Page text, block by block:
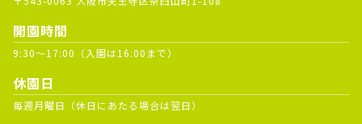
開園時間
9:30～17:00（入園は16:00まで）
休園日
毎週月曜日（休日にあたる場合は翌日）